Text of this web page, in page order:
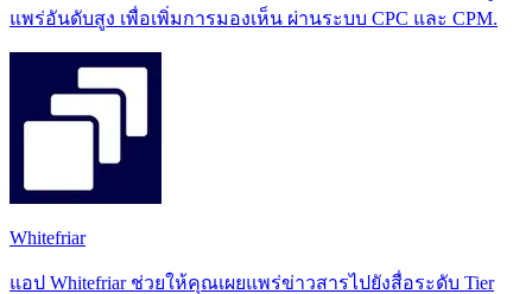
แพร่อันดับสูง เพื่อเพิ่มการมองเห็น ผ่านระบบ CPC และ CPM.
Whitefriar
แอป Whitefriar ช่วยให้คุณเผยแพร่ข่าวสารไปยังสื่อระดับ Tier